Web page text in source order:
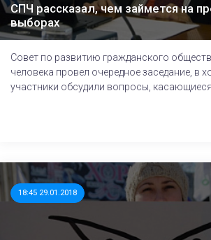
СПЧ рассказал, чем займется на
выборах
Совет по развитию гражданского
человека провел очередное заседание, в
участники обсудили вопросы, касающиеся
18:45 29.01.2018